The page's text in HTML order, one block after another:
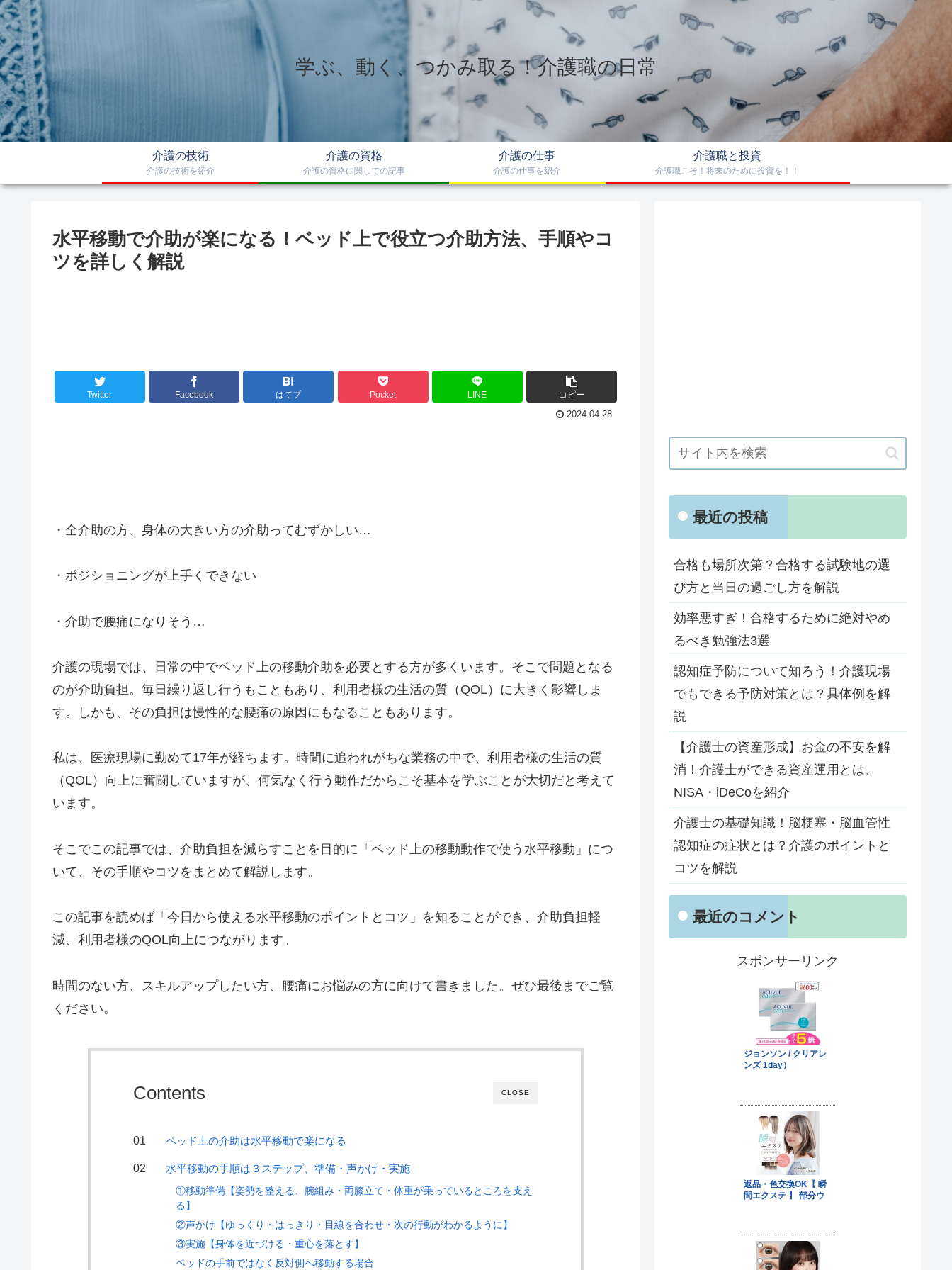
学ぶ、動く、つかみ取る！介護職の日常
介護の技術
介護の技術を紹介
介護の資格
介護の資格に関しての記事
介護の仕事
介護の仕事を紹介
介護職と投資
介護職こそ！将来のために投資を！！
水平移動で介助が楽になる！ベッド上で役立つ介助方法、手順やコ
ツを詳しく解説
Twitter Facebook はてブ Pocket LINE コピー
2024.04.28
・全介助の方、身体の大きい方の介助ってむずかしい…
・ポジショニングが上手くできない
・介助で腰痛になりそう…
介護の現場では、日常の中でベッド上の移動介助を必要とする方が多くいます。そこで問題となる
のが介助負担。毎日繰り返し行うもこともあり、利用者様の生活の質（QOL）に大きく影響しま
す。しかも、その負担は慢性的な腰痛の原因にもなることもあります。
私は、医療現場に勤めて17年が経ちます。時間に追われがちな業務の中で、利用者様の生活の質
（QOL）向上に奮闘していますが、何気なく行う動作だからこそ基本を学ぶことが大切だと考えて
います。
そこでこの記事では、介助負担を減らすことを目的に「ベッド上の移動動作で使う水平移動」につ
いて、その手順やコツをまとめて解説します。
この記事を読めば「今日から使える水平移動のポイントとコツ」を知ることができ、介助負担軽
減、利用者様のQOL向上につながります。
時間のない方、スキルアップしたい方、腰痛にお悩みの方に向けて書きました。ぜひ最後までご覧
ください。
CLOSE
Contents
ベッド上の介助は水平移動で楽になる
水平移動の手順は３ステップ、準備・声かけ・実施
①移動準備【姿勢を整える、腕組み・両膝立て・体重が乗っているところを支え
る】
②声かけ【ゆっくり・はっきり・目線を合わせ・次の行動がわかるように】
③実施【身体を近づける・重心を落とす】
ベッドの手前ではなく反対側へ移動する場合
最近の投稿
合格も場所次第？合格する試験地の選
び方と当日の過ごし方を解説
効率悪すぎ！合格するために絶対やめ
るべき勉強法3選
認知症予防について知ろう！介護現場
でもできる予防対策とは？具体例を解
説
【介護士の資産形成】お金の不安を解
消！介護士ができる資産運用とは、
NISA・iDeCoを紹介
介護士の基礎知識！脳梗塞・脳血管性
認知症の症状とは？介護のポイントと
コツを解説
最近のコメント
スポンサーリンク